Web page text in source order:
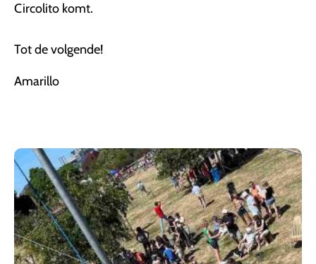
Circolito komt.
Tot de volgende!
Amarillo